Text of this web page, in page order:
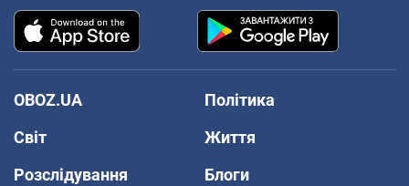
OBOZ.UA
Політика
Світ
Життя
Розслідування
Блоги